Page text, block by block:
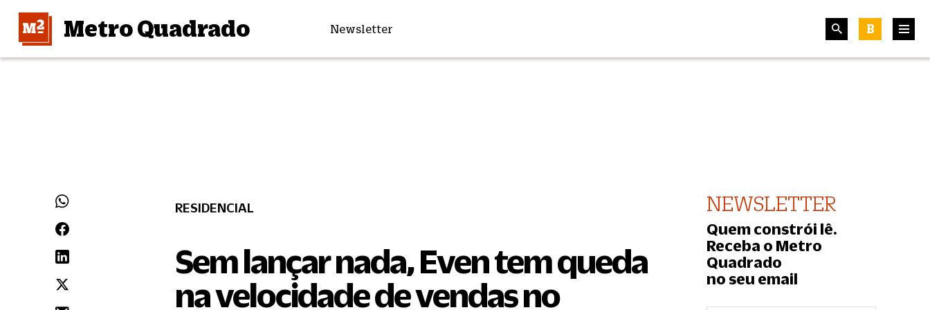
Metro Quadrado Newsletter B
RESIDENCIAL
Sem lançar nada, Even tem queda
na velocidade de vendas no
NEWSLETTER
Quem constrói lê.
Receba o Metro
Quadrado
no seu email